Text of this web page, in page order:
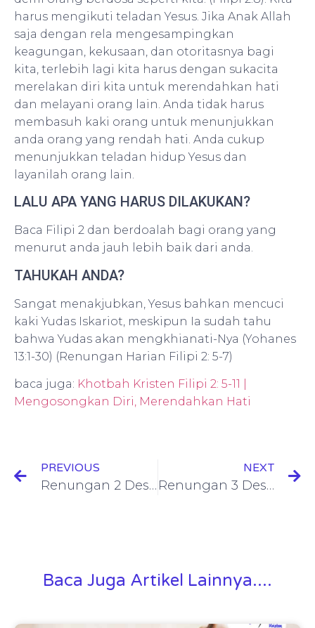
harus mengikuti teladan Yesus. Jika Anak Allah
saja dengan rela mengesampingkan
keagungan, kekusaan, dan otoritasnya bagi
kita, terlebih lagi kita harus dengan sukacita
merelakan diri kita untuk merendahkan hati
dan melayani orang lain. Anda tidak harus
membasuh kaki orang untuk menunjukkan
anda orang yang rendah hati. Anda cukup
menunjukkan teladan hidup Yesus dan
layanilah orang lain.
LALU APA YANG HARUS DILAKUKAN?
Baca Filipi 2 dan berdoalah bagi orang yang
menurut anda jauh lebih baik dari anda.
TAHUKAH ANDA?
Sangat menakjubkan, Yesus bahkan mencuci
kaki Yudas Iskariot, meskipun Ia sudah tahu
bahwa Yudas akan mengkhianati-Nya (Yohanes
13:1-30) (Renungan Harian Filipi 2: 5-7)
baca juga: Khotbah Kristen Filipi 2: 5-11 |
Mengosongkan Diri, Merendahkan Hati
PREVIOUS
Renungan 2 Des 2021: Hakim-Hakim 6: 1-14 (Jika Tidak Diantisipasi)
NEXT
Renungan 3 Des 2021: Kisah Para Rasul 5: 26-42 (Siap Menanggung Risiko)
Baca Juga Artikel Lainnya....